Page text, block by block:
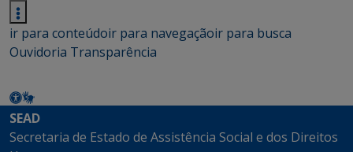
ir para conteúdoir para navegaçãoir para busca
Ouvidoria Transparência
SEAD
Secretaria de Estado de Assistência Social e dos Direitos